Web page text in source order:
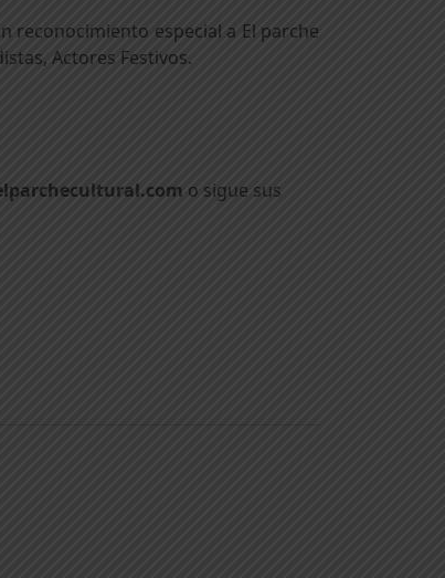
reconocimiento especial a El parche
Actores Festivos.
o sigue sus